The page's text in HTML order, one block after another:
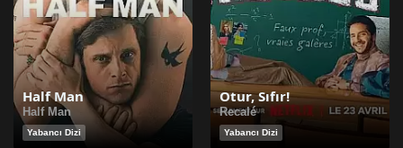
Half Man
Half Man
Yabancı Dizi
Otur, Sıfır!
Recalé
Yabancı Dizi